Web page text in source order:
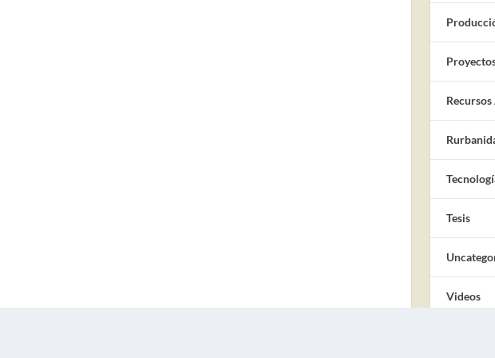
Tesis
Videos